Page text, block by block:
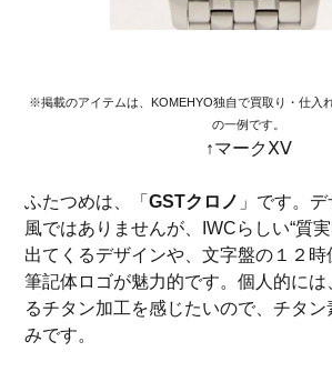
※掲載のアイテムは、KOMEHYO独自で買取り・仕入
の一例です。
↑マークⅩⅤ
ふたつめは、「GSTクロノ 」です。
風ではありませんが、IWCらしい“質
出てくるデザインや、文字盤の１２時
筆記体ロゴが魅力的です。個人的には
るチタン加工を感じたいので、チタ
みです。